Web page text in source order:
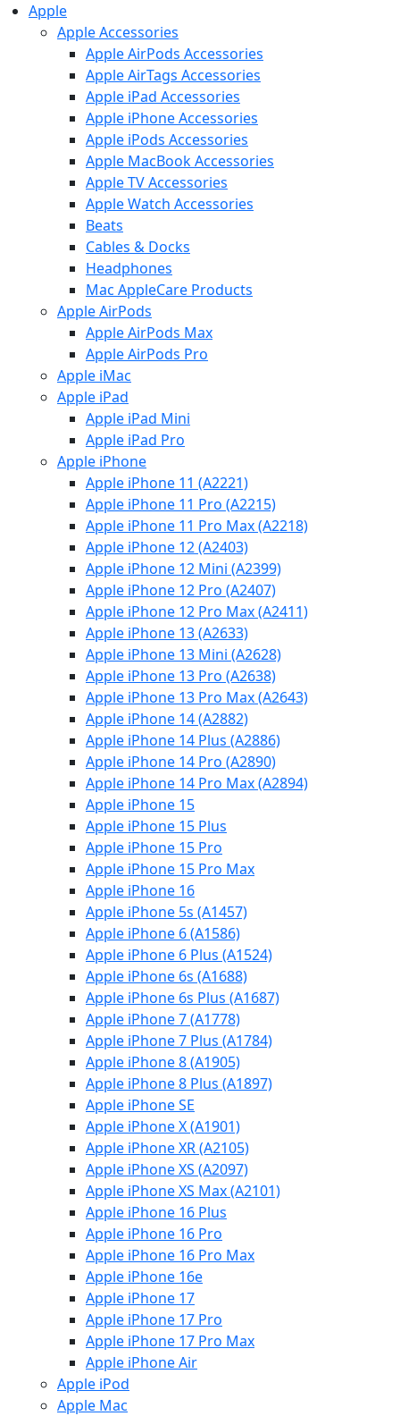
Apple
Apple Accessories
Apple AirPods Accessories
Apple AirTags Accessories
Apple iPad Accessories
Apple iPhone Accessories
Apple iPods Accessories
Apple MacBook Accessories
Apple TV Accessories
Apple Watch Accessories
Beats
Cables & Docks
Headphones
Mac AppleCare Products
Apple AirPods
Apple AirPods Max
Apple AirPods Pro
Apple iMac
Apple iPad
Apple iPad Mini
Apple iPad Pro
Apple iPhone
Apple iPhone 11 (A2221)
Apple iPhone 11 Pro (A2215)
Apple iPhone 11 Pro Max (A2218)
Apple iPhone 12 (A2403)
Apple iPhone 12 Mini (A2399)
Apple iPhone 12 Pro (A2407)
Apple iPhone 12 Pro Max (A2411)
Apple iPhone 13 (A2633)
Apple iPhone 13 Mini (A2628)
Apple iPhone 13 Pro (A2638)
Apple iPhone 13 Pro Max (A2643)
Apple iPhone 14 (A2882)
Apple iPhone 14 Plus (A2886)
Apple iPhone 14 Pro (A2890)
Apple iPhone 14 Pro Max (A2894)
Apple iPhone 15
Apple iPhone 15 Plus
Apple iPhone 15 Pro
Apple iPhone 15 Pro Max
Apple iPhone 16
Apple iPhone 5s (A1457)
Apple iPhone 6 (A1586)
Apple iPhone 6 Plus (A1524)
Apple iPhone 6s (A1688)
Apple iPhone 6s Plus (A1687)
Apple iPhone 7 (A1778)
Apple iPhone 7 Plus (A1784)
Apple iPhone 8 (A1905)
Apple iPhone 8 Plus (A1897)
Apple iPhone SE
Apple iPhone X (A1901)
Apple iPhone XR (A2105)
Apple iPhone XS (A2097)
Apple iPhone XS Max (A2101)
Apple iPhone 16 Plus
Apple iPhone 16 Pro
Apple iPhone 16 Pro Max
Apple iPhone 16e
Apple iPhone 17
Apple iPhone 17 Pro
Apple iPhone 17 Pro Max
Apple iPhone Air
Apple iPod
Apple Mac